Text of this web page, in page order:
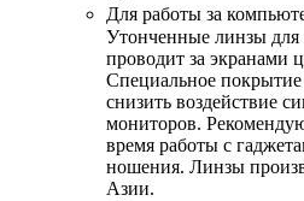
Для работы за
Утонченные линзы для
проводит за экранами
Специальное
снизить воздействие
мониторов.
время работы с
ношения. Линзы
Азии.